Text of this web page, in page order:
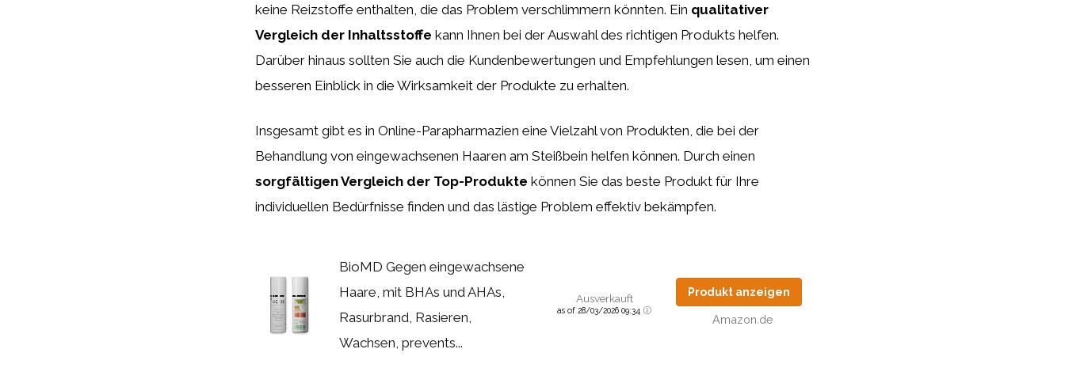
keine Reizstoffe enthalten, die das Problem verschlimmern könnten. Ein qualitativer
Vergleich der Inhaltsstoffe kann Ihnen bei der Auswahl des richtigen Produkts helfen.
Darüber hinaus sollten Sie auch die Kundenbewertungen und Empfehlungen lesen, um einen
besseren Einblick in die Wirksamkeit der Produkte zu erhalten.
Insgesamt gibt es in Online-Parapharmazien eine Vielzahl von Produkten, die bei der
Behandlung von eingewachsenen Haaren am Steißbein helfen können. Durch einen
sorgfältigen Vergleich der Top-Produkte können Sie das beste Produkt für Ihre
individuellen Bedürfnisse finden und das lästige Problem effektiv bekämpfen.
BioMD Gegen eingewachsene
Haare, mit BHAs und AHAs,
Rasurbrand, Rasieren,
Wachsen, prevents...
Ausverkauft
as of 28/03/2026 09:34
Produkt anzeigen
Amazon.de